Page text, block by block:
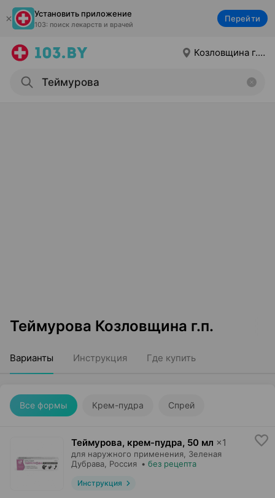
Установить приложение
103: поиск лекарств и врачей
Перейти
Козловщина г.п.
Теймурова Козловщина г.п.
Варианты Инструкция Где купить
Все формы Крем-пудра Спрей
Теймурова, крем-пудра, 50 мл ×1
для наружного применения, Зеленая
Дубрава , Россия • без рецепта
Инструкция